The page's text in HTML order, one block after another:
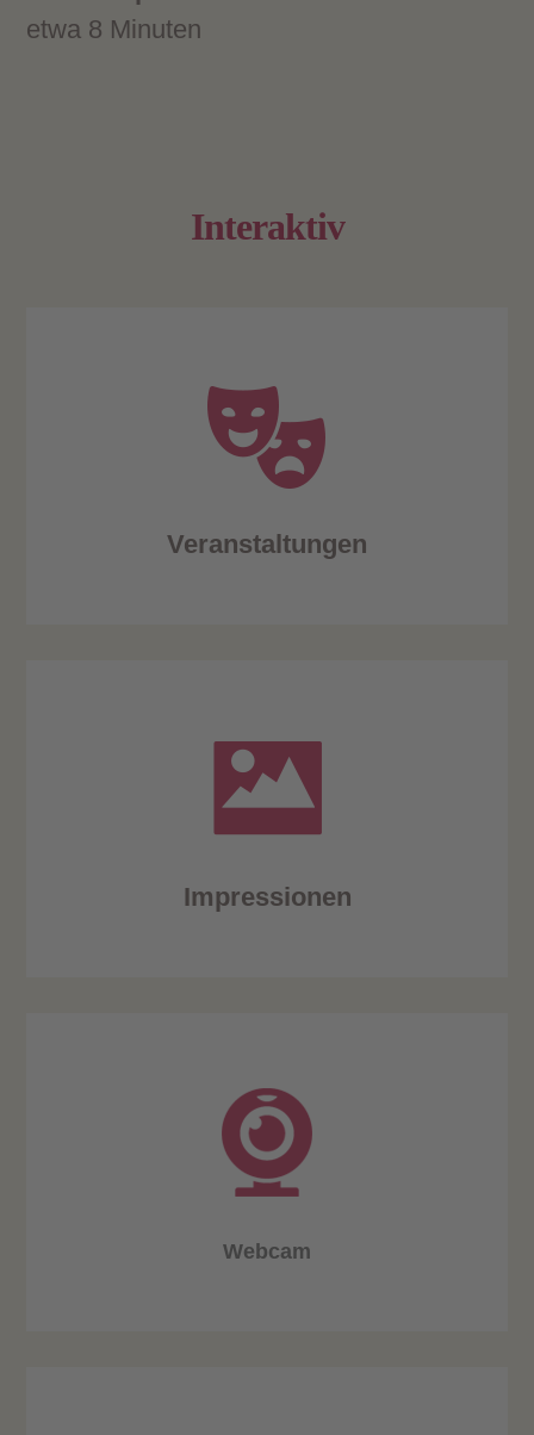
etwa 8 Minuten
Interaktiv
Veranstaltungen
Impressionen
Webcam